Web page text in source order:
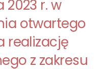
r. w
otwartego
realizację
z zakresu